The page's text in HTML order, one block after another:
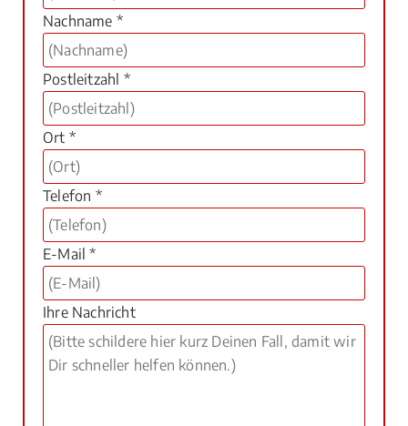
Nachname *
Postleitzahl *
Ort *
Telefon *
E-Mail *
Ihre Nachricht